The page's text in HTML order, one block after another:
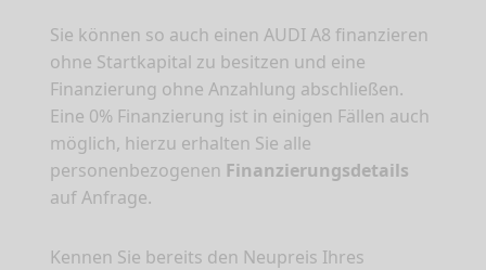
Sie können so auch einen AUDI A8 finanzieren
ohne Startkapital zu besitzen und eine
Finanzierung ohne Anzahlung abschließen.
Eine 0% Finanzierung ist in einigen Fällen auch
möglich, hierzu erhalten Sie alle
personenbezogenen Finanzierungsdetails
auf Anfrage.
Kennen Sie bereits den Neupreis Ihres